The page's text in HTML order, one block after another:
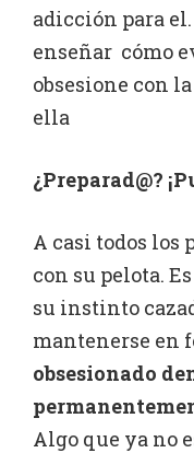
adicción para
enseñar cómo
obsesione con
ella
¿Preparad@?
A casi todos los
con su pelota.
su instinto
mantenerse en
obsesionado
Algo que ya no